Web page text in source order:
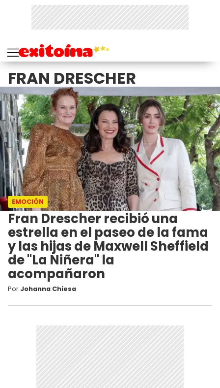
FRAN DRESCHER
EMOCIÓN
Fran Drescher recibió una
estrella en el paseo de la fama
y las hijas de Maxwell Sheffield
de "La Niñera" la
acompañaron
Por Johanna Chiesa